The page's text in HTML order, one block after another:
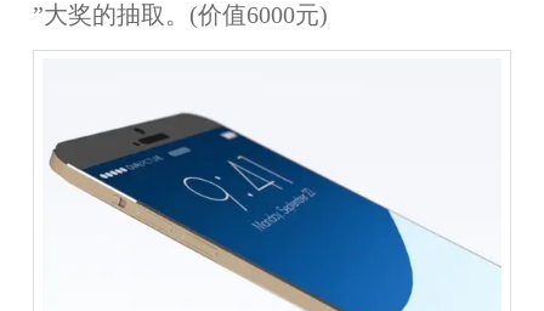
”大奖的抽取。(价值6000元)